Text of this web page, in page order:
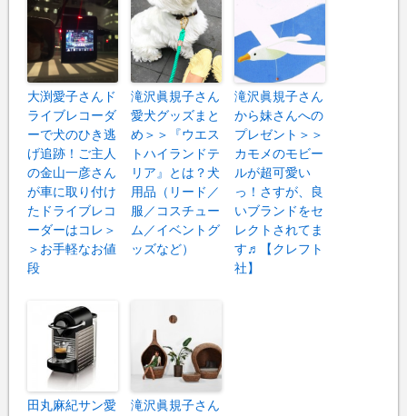
大渕愛子さんド
ライブレコーダ
ーで犬のひき逃
げ追跡！ご主人
の金山一彦さん
が車に取り付け
たドライブレコ
ーダーはコレ＞
＞お手軽なお値
段
滝沢眞規子さん
愛犬グッズまと
め＞＞『ウエス
トハイランドテ
リア』とは？犬
用品（リード／
服／コスチュー
ム／イベントグ
ッズなど）
滝沢眞規子さん
から妹さんへの
プレゼント＞＞
カモメのモビー
ルが超可愛い
っ！さすが、良
いブランドをセ
レクトされてま
す♬【クレフト
社】
田丸麻紀サン愛
滝沢眞規子さん